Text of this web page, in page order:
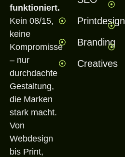
funktioniert.
Kein 08/15,
keine
Kompromisse
– nur
durchdachte
Gestaltung,
die Marken
stark macht.
Von
Webdesign
bis Print,
Printdesign
Branding
Creatives